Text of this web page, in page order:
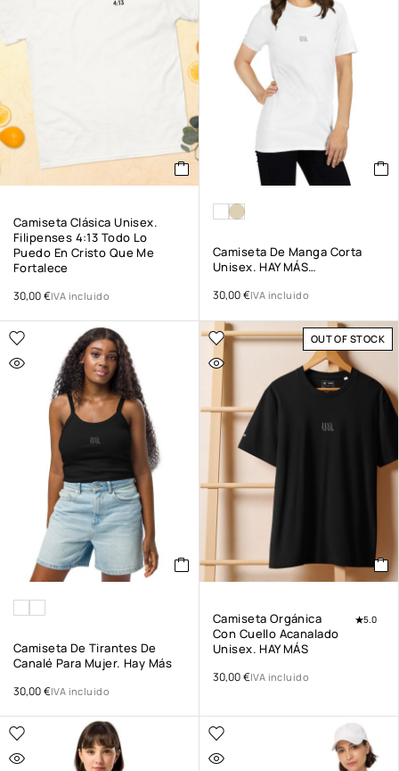
Camiseta Clásica Unisex.
Filipenses 4:13 Todo Lo
Puedo En Cristo Que Me
Fortalece
30,00€IVA incluido
Camiseta De Manga Corta
Unisex. HAY MÁS…
30,00€IVA incluido
Camiseta De Tirantes De
Canalé Para Mujer. Hay Más
30,00€IVA incluido
OUT OF STOCK
Camiseta Orgánica
Con Cuello Acanalado
Unisex. HAY MÁS
5.0
30,00€IVA incluido